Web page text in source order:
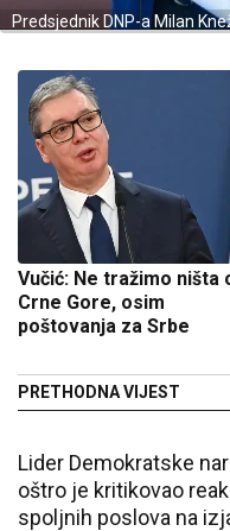
Predsjednik DNP-a Milan
Vučić: Ne tražimo ništa
Crne Gore, osim
poštovanja za Srbe
PRETHODNA VIJEST
Lider Demokratske
oštro je kritikovao
spoljnih poslova na